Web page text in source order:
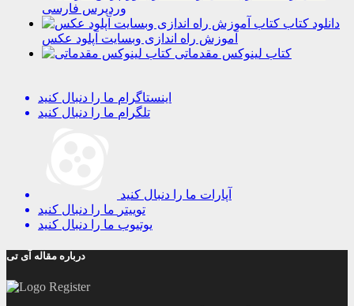
وردپرس فارسی
دانلود کتاب
آموزش راه اندازی وبسایت آپلود عکس
کتاب لینوکس مقدماتی
اینستاگرام ما را دنبال کنید
تلگرام ما را دنبال کنید
آپارات ما را دنبال کنید
توییتر ما را دنبال کنید
یوتیوب ما را دنبال کنید
درباره مقاله آی تی